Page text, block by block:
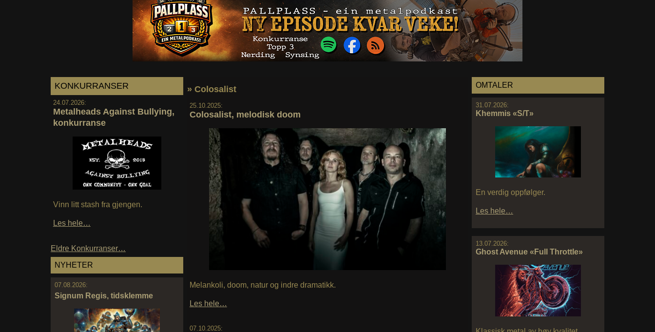
KONKURRANSER
24.07.2026:
Metalheads Against Bullying,
konkurranse
Vinn litt stash fra gjengen.
Les hele…
Eldre Konkurranser…
NYHETER
07.08.2026:
Signum Regis, tidsklemme
OMTALER
31.07.2026:
Khemmis «S/T»
En verdig oppfølger.
Les hele…
13.07.2026:
Ghost Avenue «Full Throttle»
» Colosalist
25.10.2025:
Colosalist, melodisk doom
Melankoli, doom, natur og indre dramatikk.
Les hele…
07.10.2025: